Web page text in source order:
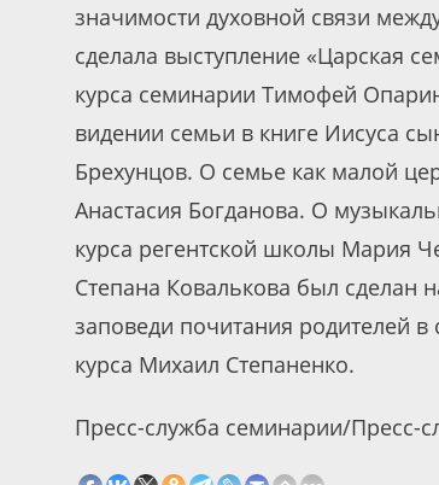
значимости духовной связи
сделала выступление «Царская
курса семинарии Тимофей
видении семьи в книге Иисуса
Брехунцов. О семье как малой
Анастасия Богданова. О
курса регентской школы Мария
Степана Ковалькова был сделан
заповеди почитания родителей
курса Михаил Степаненко.
Пресс-служба семинарии/Пресс-